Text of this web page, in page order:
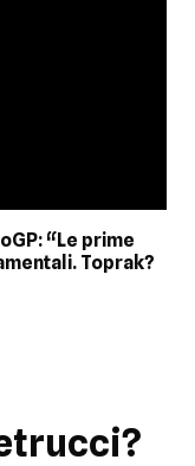
“Le prime
Toprak?